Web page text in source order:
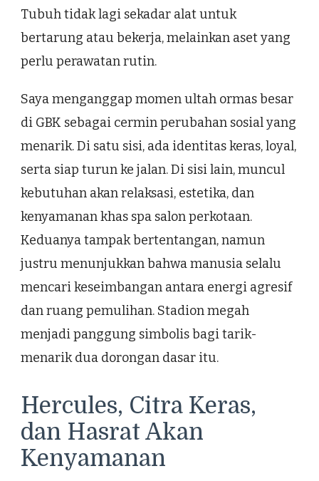
Tubuh tidak lagi sekadar alat untuk
bertarung atau bekerja, melainkan aset yang
perlu perawatan rutin.
Saya menganggap momen ultah ormas besar
di GBK sebagai cermin perubahan sosial yang
menarik. Di satu sisi, ada identitas keras, loyal,
serta siap turun ke jalan. Di sisi lain, muncul
kebutuhan akan relaksasi, estetika, dan
kenyamanan khas spa salon perkotaan.
Keduanya tampak bertentangan, namun
justru menunjukkan bahwa manusia selalu
mencari keseimbangan antara energi agresif
dan ruang pemulihan. Stadion megah
menjadi panggung simbolis bagi tarik-
menarik dua dorongan dasar itu.
Hercules, Citra Keras,
dan Hasrat Akan
Kenyamanan